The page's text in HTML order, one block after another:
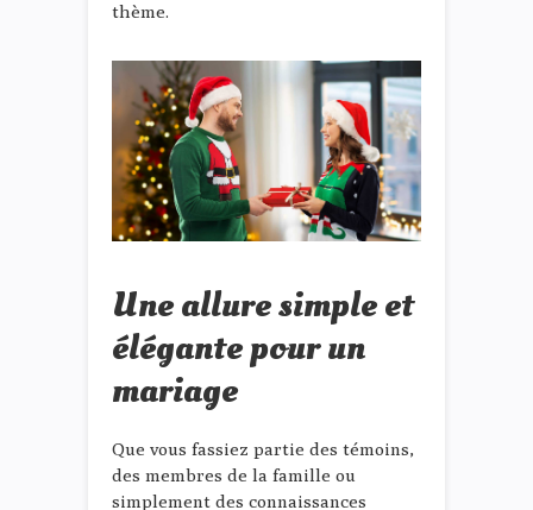
thème.
Une allure simple et
élégante pour un
mariage
Que vous fassiez partie des témoins,
des membres de la famille ou
simplement des connaissances